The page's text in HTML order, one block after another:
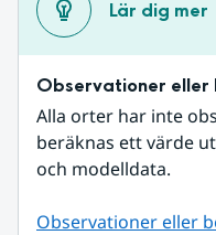
Lär dig mer
Observationer
Alla orter har inte
beräknas ett värde
och modelldata.
Observationer eller